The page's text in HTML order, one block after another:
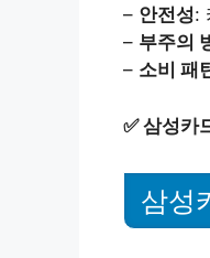
– 안전성:
– 부주의
– 소비 패
✅삼성카
삼성